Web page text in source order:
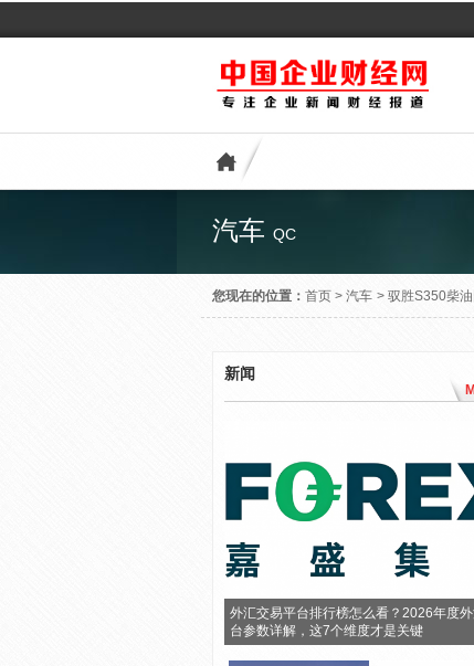
汽车 QC
您现在的位置： 首页 > 汽车 > 驭胜S350柴
新闻
外汇交易平台排行榜怎么看？2026年度外
台参数详解，这7个维度才是关键